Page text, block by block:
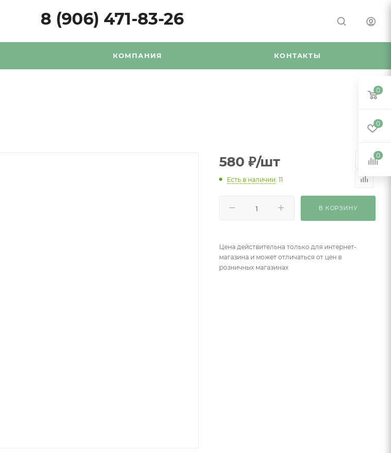
8 (906) 471-83-26
КОМПАНИЯ КОНТАКТЫ
580 ₽/шт
Есть в наличии: 11
В КОРЗИНУ
Цена действительна только для интернет-
магазина и может отличаться от цен в
розничных магазинах
0
0
0